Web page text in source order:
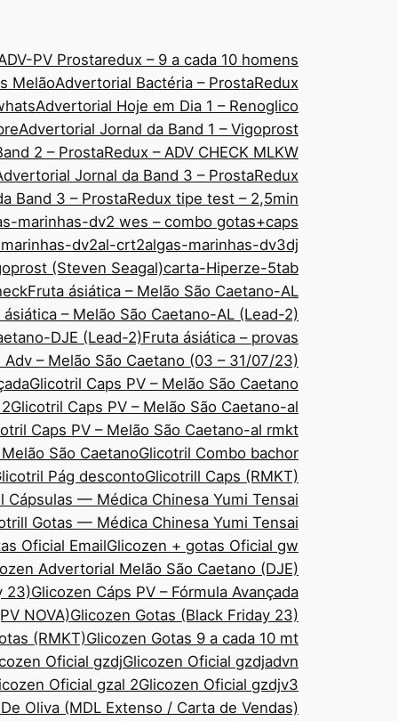
PV Prostaredux – 9 a cada 10 homens
MelãoAdvertorial Bactéria – ProstaRedux
Advertorial Hoje em Dia 1 – Renoglico
Advertorial Jornal da Band 1 – Vigoprost
2 – ProstaRedux – ADV CHECK MLKW
Jornal da Band 3 – ProstaRedux
Band 3 – ProstaRedux tipe test – 2,5min
marinhas-dv2 wes – combo gotas+caps
dv2al-crt2algas-marinhas-dv3dj
(Steven Seagal)carta-Hiperze-5tab
Fruta ásiática – Melão São Caetano-AL
ásiática – Melão São Caetano-AL (Lead-2)
DJE (Lead-2)Fruta ásiática – provas
Adv – Melão São Caetano (03 – 31/07/23)
Glicotril Caps PV – Melão São Caetano
Glicotril Caps PV – Melão São Caetano-al
Caps PV – Melão São Caetano-al rmkt
São CaetanoGlicotril Combo bachor
Pág descontoGlicotrill Caps (RMKT)
Cápsulas — Médica Chinesa Yumi Tensai
Gotas — Médica Chinesa Yumi Tensai
Oficial EmailGlicozen + gotas Oficial gw
Advertorial Melão São Caetano (DJE)
23)Glicozen Cáps PV – Fórmula Avançada
NOVA)Glicozen Gotas (Black Friday 23)
(RMKT)Glicozen Gotas 9 a cada 10 mt
Oficial gzdjGlicozen Oficial gzdjadvn
Oficial gzal 2Glicozen Oficial gzdjv3
Oliva (MDL Extenso / Carta de Vendas)